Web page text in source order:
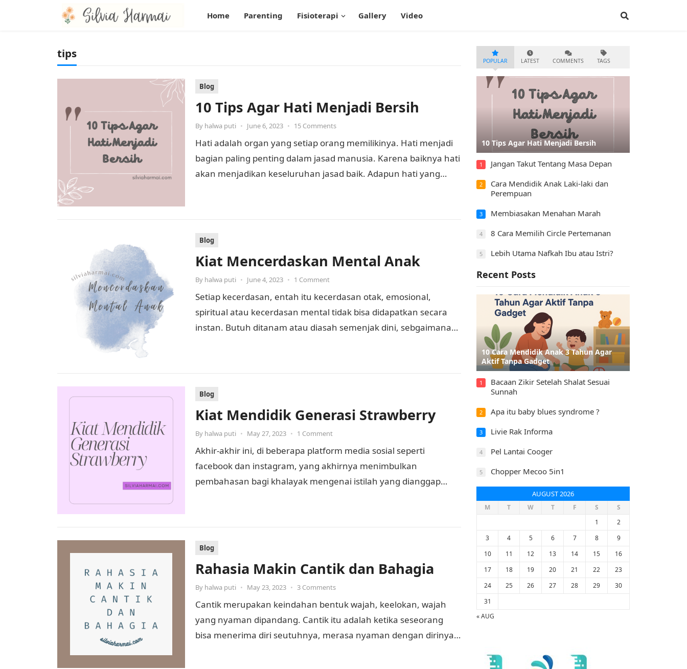
Home Parenting Fisioterapi Gallery Video
tips
Blog
10 Tips Agar Hati Menjadi Bersih
By halwa puti • June 6, 2023 • 15 Comments
Hati adalah organ yang setiap orang memilikinya. Hati menjadi
bagian paling penting dalam jasad manusia. Karena baiknya hati
akan menjadikan keseluruhan jasad baik. Adapun hati yang
Blog
Kiat Mencerdaskan Mental Anak
By halwa puti • June 4, 2023 • 1 Comment
Setiap kecerdasan, entah itu kecerdasan otak, emosional,
spiritual atau kecerdasan mental tidak bisa didapatkan secara
instan. Butuh ditanam atau diasah semenjak dini, sebgaimana
Blog
Kiat Mendidik Generasi Strawberry
By halwa puti • May 27, 2023 • 1 Comment
Akhir-akhir ini, di beberapa platform media sosial seperti
facebook dan instagram, yang akhirnya menimbulkan
pembahasan bagi khalayak mengenai istilah yang dianggap
Blog
Rahasia Makin Cantik dan Bahagia
By halwa puti • May 23, 2023 • 3 Comments
Cantik merupakan keindahan bentuk wajah, keelokan, wajah
yang nyaman dipandang. Cantik itu adalah ketika seseorang
bisa menerima diri seutuhnya, merasa nyaman dengan dirinya
POPULAR LATEST COMMENTS TAGS
10 Tips Agar Hati Menjadi Bersih
1 Jangan Takut Tentang Masa Depan
2
Cara Mendidik Anak Laki-laki dan
Perempuan
3 Membiasakan Menahan Marah
4 8 Cara Memilih Circle Pertemanan
5 Lebih Utama Nafkah Ibu atau Istri?
Recent Posts
10 Cara Mendidik Anak 3 Tahun Agar
Aktif Tanpa Gadget
1
Bacaan Zikir Setelah Shalat Sesuai
Sunnah
2 Apa itu baby blues syndrome ?
3 Livie Rak Informa
4 Pel Lantai Cooger
5 Chopper Mecoo 5in1
AUGUST 2026
M T W T F S
S
1
2
3
4 5 6 7 8
9
10
11 12 13 14 15
16
17
18 19 20 21 22
23
24
25 26 27 28 29
30
31
« AUG